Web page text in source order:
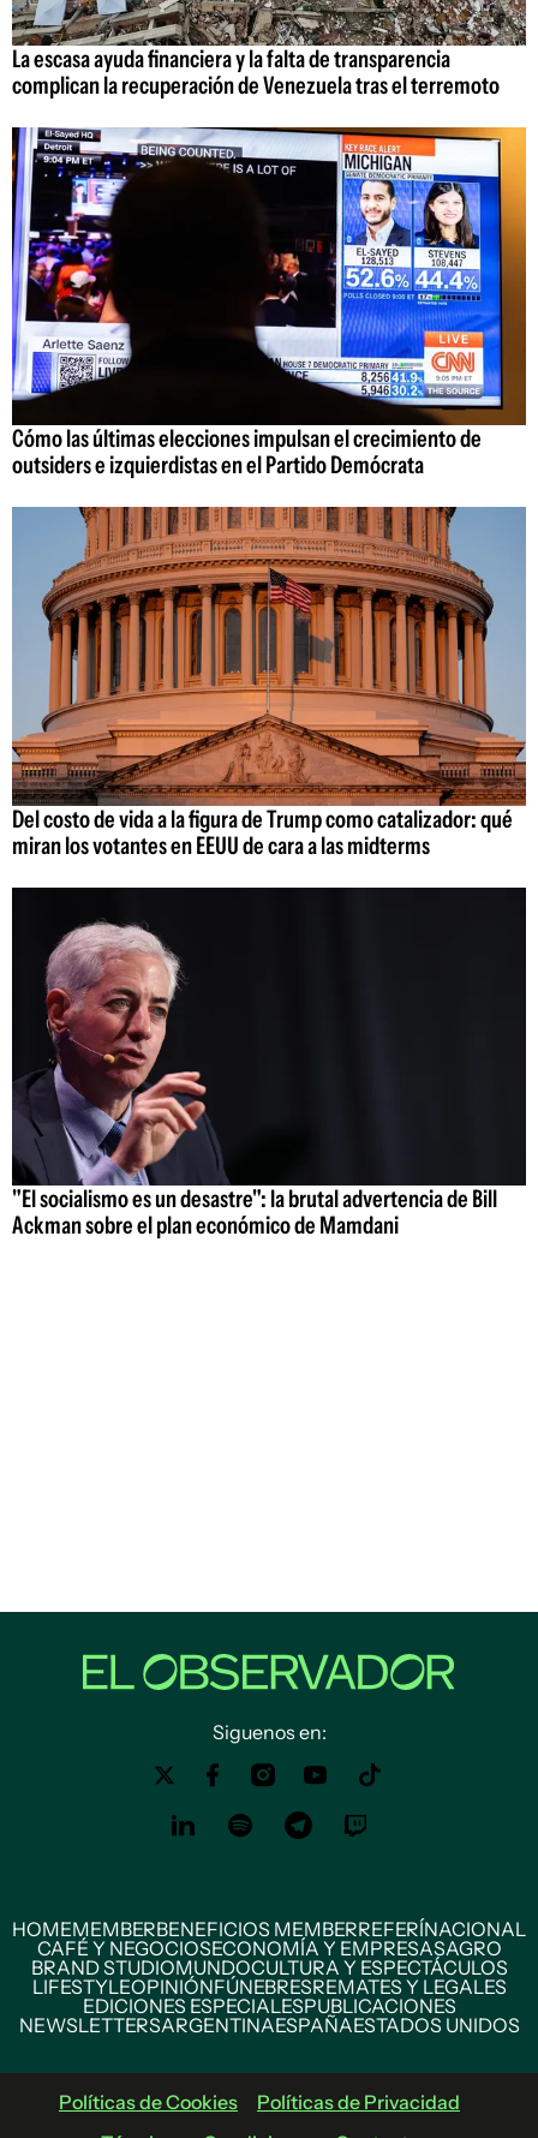
La escasa ayuda financiera y la falta de transparencia
complican la recuperación de Venezuela tras el terremoto
Cómo las últimas elecciones impulsan el crecimiento de
outsiders e izquierdistas en el Partido Demócrata
Del costo de vida a la figura de Trump como catalizador: qué
miran los votantes en EEUU de cara a las midterms
"El socialismo es un desastre": la brutal advertencia de Bill
Ackman sobre el plan económico de Mamdani
Siguenos en:
HOMEMEMBERBENEFICIOS MEMBERREFERÍNACIONAL
CAFÉ Y NEGOCIOSECONOMÍA Y EMPRESASAGRO
BRAND STUDIOMUNDOCULTURA Y ESPECTÁCULOS
LIFESTYLEOPINIÓNFÚNEBRESREMATES Y LEGALES
EDICIONES ESPECIALESPUBLICACIONES
NEWSLETTERSARGENTINAESPAÑAESTADOS UNIDOS
Políticas de Cookies
Políticas de Privacidad